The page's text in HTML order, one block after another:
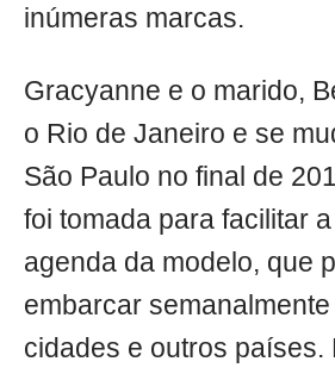
inúmeras marcas.
Gracyanne e o marido,
o Rio de Janeiro e se
São Paulo no final de
foi tomada para facilitar
agenda da modelo, que
embarcar
cidades e outros países.